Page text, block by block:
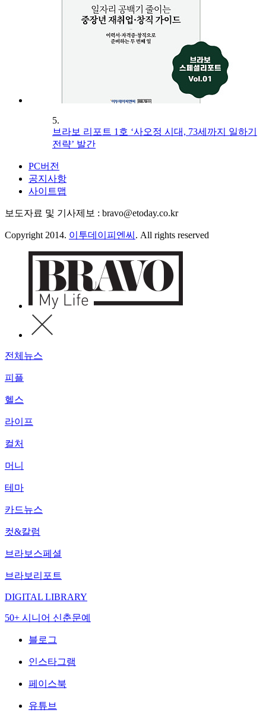
5.
브라보 리포트 1호 ‘사오정 시대, 73세까지 일하기
전략’ 발간
PC버전
공지사항
사이트맵
보도자료 및 기사제보 : bravo@etoday.co.kr
Copyright 2014. 이투데이피엔씨 . All rights reserved
전체뉴스
피플
헬스
라이프
컬처
머니
테마
카드뉴스
컷&칼럼
브라보스페셜
브라보리포트
DIGITAL LIBRARY
50+ 시니어 신춘문예
블로그
인스타그램
페이스북
유튜브